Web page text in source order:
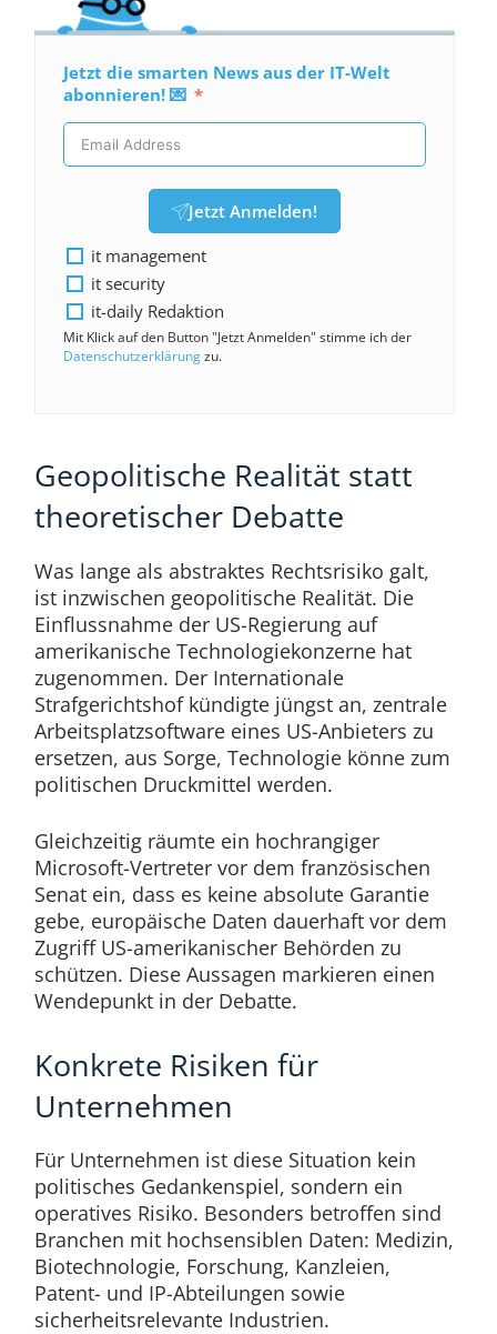
Jetzt die smarten News aus der IT-Welt
abonnieren! 💌
Jetzt Anmelden!
it management
it security
it-daily Redaktion
Mit Klick auf den Button "Jetzt Anmelden" stimme ich der
Datenschutzerklärungzu.
Geopolitische Realität statt
theoretischer Debatte
Was lange als abstraktes Rechtsrisiko galt,
ist inzwischen geopolitische Realität. Die
Einflussnahme der US-Regierung auf
amerikanische Technologiekonzerne hat
zugenommen. Der Internationale
Strafgerichtshof kündigte jüngst an, zentrale
Arbeitsplatzsoftware eines US-Anbieters zu
ersetzen, aus Sorge, Technologie könne zum
politischen Druckmittel werden.
Gleichzeitig räumte ein hochrangiger
Microsoft-Vertreter vor dem französischen
Senat ein, dass es keine absolute Garantie
gebe, europäische Daten dauerhaft vor dem
Zugriff US-amerikanischer Behörden zu
schützen. Diese Aussagen markieren einen
Wendepunkt in der Debatte.
Konkrete Risiken für
Unternehmen
Für Unternehmen ist diese Situation kein
politisches Gedankenspiel, sondern ein
operatives Risiko. Besonders betroffen sind
Branchen mit hochsensiblen Daten: Medizin,
Biotechnologie, Forschung, Kanzleien,
Patent- und IP-Abteilungen sowie
sicherheitsrelevante Industrien.